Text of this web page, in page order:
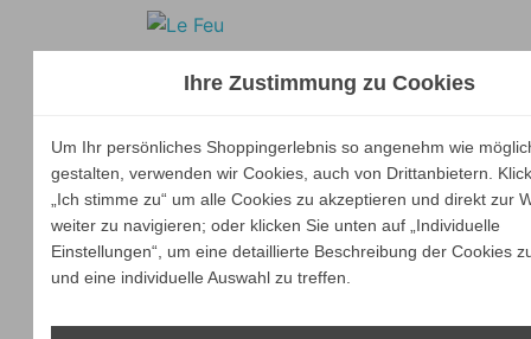
Ihre Zustimmung zu Cookies
Um Ihr persönliches Shoppingerlebnis so angenehm wie
gestalten, verwenden wir Cookies, auch von Drittanbietern.
„Ich stimme zu“ um alle Cookies zu akzeptieren und direkt zur
weiter zu navigieren; oder klicken Sie unten auf „Individuelle
Einstellungen“, um eine detaillierte Beschreibung der Cookies
und eine individuelle Auswahl zu treffen.